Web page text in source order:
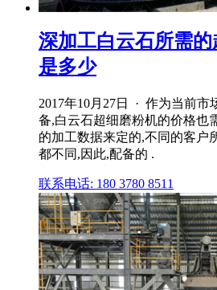
深加工白云石所需
是多少
2017年10月27日 · 作为当前市
备,白云石超细磨粉机的价格也
的加工数据来定的,不同的客户
都不同,因此,配备的 .
联系电话: 180 3780 8511